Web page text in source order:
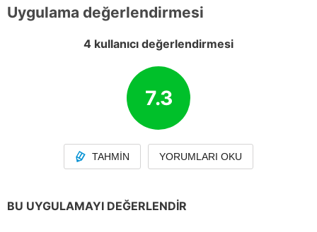
Uygulama değerlendirmesi
4 kullanıcı değerlendirmesi
7.3
TAHMIN YORUMLARI OKU
BU UYGULAMAYI DEĞERLENDIR